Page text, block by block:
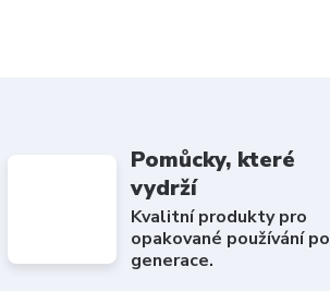
Pomůcky, které
vydrží
Kvalitní produkty pro
opakované používání po
generace.